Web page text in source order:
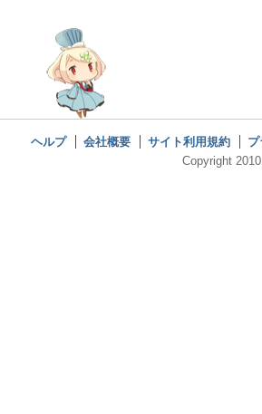
ヘルプ 会社概要 サイト利用規約
Copyright